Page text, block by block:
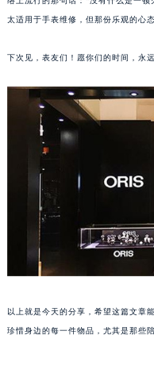
太适用于手表维修，但那份乐观的心
下次见，表友们！愿你们的时间，永
以上就是今天的分享，希望这篇文章
珍惜身边的每一件物品，尤其是那些